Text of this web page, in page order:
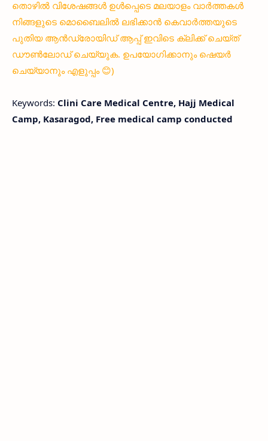
തൊഴിൽ വിശേഷങ്ങൾ ഉൾപ്പെടെ മലയാളം വാർത്തകൾ
നിങ്ങളുടെ മൊബൈലിൽ ലഭിക്കാൻ കെവാർത്തയുടെ
പുതിയ ആൻഡ്രോയിഡ് ആപ്പ് ഇവിടെ ക്ലിക്ക് ചെയ്ത്
ഡൗൺലോഡ് ചെയ്യുക. ഉപയോഗിക്കാനും ഷെയർ
ചെയ്യാനും എളുപ്പം 😊)
Keywords: Clini Care Medical Centre, Hajj Medical
Camp, Kasaragod, Free medical camp conducted